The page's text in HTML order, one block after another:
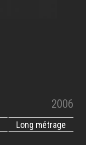
2006
Long métrage